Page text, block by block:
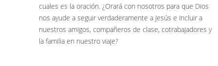
cuales es la oración. ¿Orará con nosotros para que Dios
nos ayude a seguir verdaderamente a Jesús e incluir a
nuestros amigos, compañeros de clase, cotrabajadores y
la familia en nuestro viaje?